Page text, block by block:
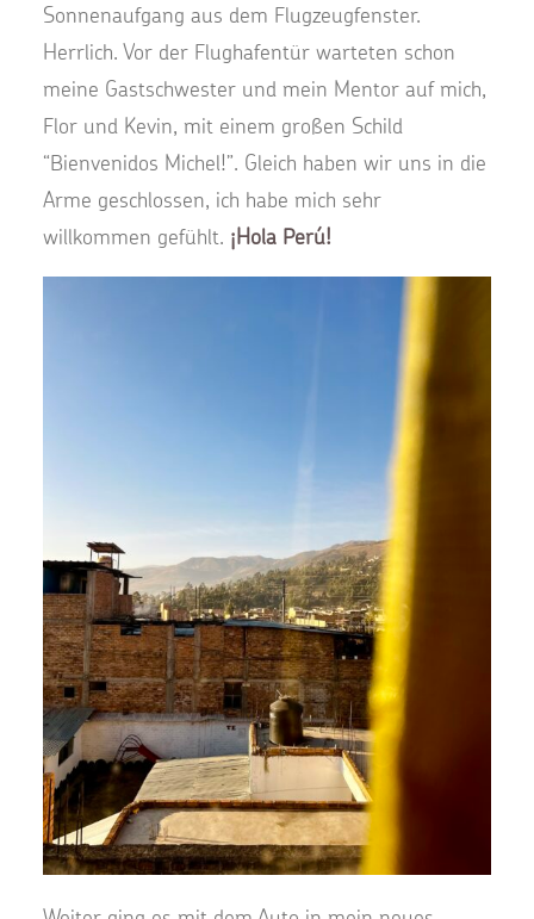
Sonnenaufgang aus dem Flugzeugfenster.
Herrlich. Vor der Flughafentür warteten schon
meine Gastschwester und mein Mentor auf mich,
Flor und Kevin, mit einem großen Schild
“Bienvenidos Michel!”. Gleich haben wir uns in die
Arme geschlossen, ich habe mich sehr
willkommen gefühlt. ¡Hola Perú!